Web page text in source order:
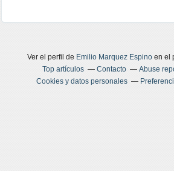
Ver el perfil de Emilio Marquez Espinoen el
Top artículos
Contacto Abuse
Cookies y datos personales